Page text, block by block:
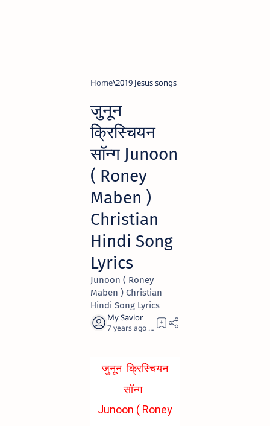
Home 2019 Jesus songs
जुनून
क्रिस्चियन
सॉन्ग Junoon
( Roney
Maben )
Christian
Hindi Song
Lyrics
Junoon ( Roney
Maben ) Christian
Hindi Song Lyrics
7 years ago 1
जुनून क्रिस्चियन
सॉन्ग
Junoon ( Roney